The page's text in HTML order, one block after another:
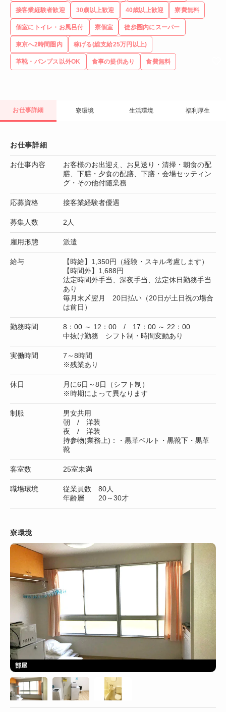
接客業経験者歓迎 30歳以上歓迎 40歳以上歓迎 寮費無料
個室にトイレ・お風呂付 寮個室 徒歩圏内にスーパー
東京へ2時間圏内 稼げる(総支給25万円以上)
革靴・パンプス以外OK 食事の提供あり 食費無料
お仕事詳細 寮環境 生活環境 福利厚生
お仕事詳細
お仕事内容
お客様のお出迎え、お見送り・清掃・朝食の配
膳、下膳・夕食の配膳、下膳・会場セッティン
グ・その他付随業務
応募資格 接客業経験者優遇
募集人数 2人
雇用形態 派遣
給与
【時給】1,350円（経験・スキル考慮します）
【時間外】1,688円
法定時間外手当、深夜手当、法定休日勤務手当
あり
毎月末〆翌月 20日払い（20日が土日祝の場合
は前日）
勤務時間
8：00 ～ 12：00 / 17：00 ～ 22：00
中抜け勤務 シフト制・時間変動あり
実働時間
7～8時間
※残業あり
休日
月に6日～8日（シフト制）
※時期によって異なります
制服
男女共用
朝 / 洋装
夜 / 洋装
持参物(業務上)：・黒革ベルト・黒靴下・黒革
靴
客室数 25室未満
職場環境
従業員数 80人
年齢層 20～30才
寮環境
部屋